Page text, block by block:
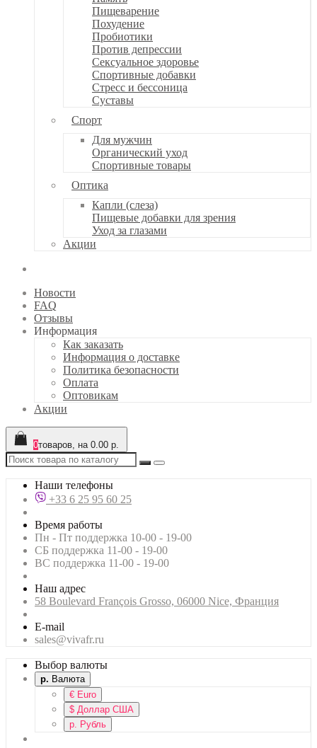
Пищеварение
Похудение
Пробиотики
Против депрессии
Сексуальное здоровье
Спортивные добавки
Стресс и бессоница
Суставы
Спорт
Для мужчин
Органический уход
Спортивные товары
Оптика
Капли (слеза)
Пищевые добавки для зрения
Уход за глазами
Акции
Новости
FAQ
Отзывы
Информация
Как заказать
Информация о доставке
Политика безопасности
Оплата
Оптовикам
Акции
0товаров, на 0.00 р.
Наши телефоны
+33 6 25 95 60 25
Время работы
Пн - Пт поддержка 10-00 - 19-00
СБ поддержка 11-00 - 19-00
ВС поддержка 11-00 - 19-00
Наш адрес
58 Boulevard François Grosso, 06000 Nice, Франция
E-mail
sales@vivafr.ru
Выбор валюты
р. Валюта
€ Euro
$ Доллар США
р. Рубль